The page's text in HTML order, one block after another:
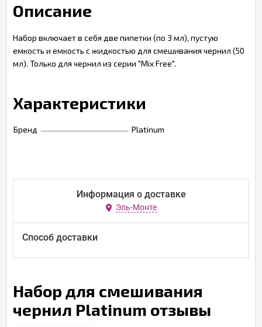
Описание
Набор включает в себя две пипетки (по 3 мл), пустую
емкость и емкость с жидкостью для смешивания чернил (50
мл). Только для чернил из серии "Mix Free".
Характеристики
Бренд Platinum
Информация о доставке
Эль-Монте
Способ доставки
Набор для смешивания
чернил Platinum отзывы